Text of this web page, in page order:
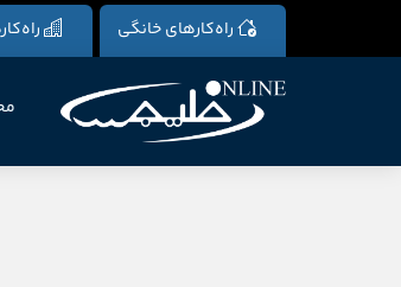
راه‌کارهای خانگی